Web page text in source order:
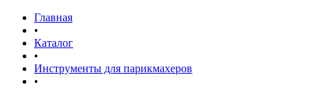
Главная
•
Каталог
•
Инструменты для парикмахеров
•